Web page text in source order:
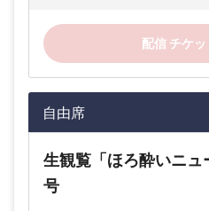
配信 チケ
自由席
生観覧「ほろ酔いニュ
号